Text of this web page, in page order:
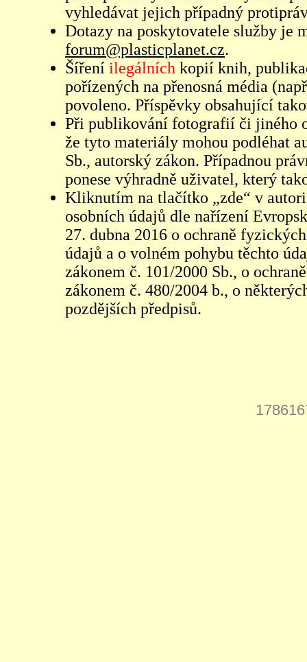
vyhledávat jejich případný
Dotazy na poskytovatele služby je
forum@plasticplanet.cz.
Šíření ilegálních kopií knih,
pořízených na přenosná média
povoleno. Příspěvky obsahující
Při publikování fotografií či jiného
že tyto materiály mohou podléhat
Sb., autorský zákon. Případnou
ponese výhradně uživatel, který
Kliknutím na tlačítko „zde“ v
osobních údajů dle nařízení
27. dubna 2016 o ochraně
údajů a o volném pohybu těchto
zákonem č. 101/2000 Sb., o
zákonem č. 480/2004 b., o
pozdějších předpisů.